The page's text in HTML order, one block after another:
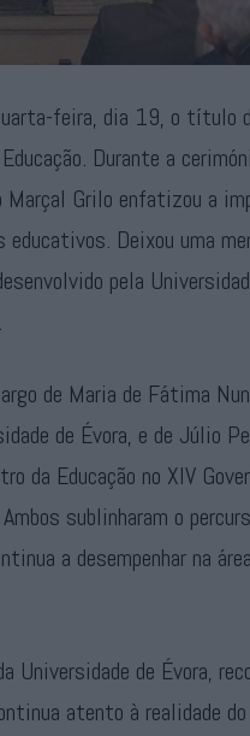
feira, dia 19, o título
Durante a
Marçal Grilo enfatizou a
Deixou uma
pela
de Maria de Fátima
de Évora, e de Júlio
da Educação no XIV
sublinharam o
a desempenhar na
Universidade de Évora,
atento à realidade